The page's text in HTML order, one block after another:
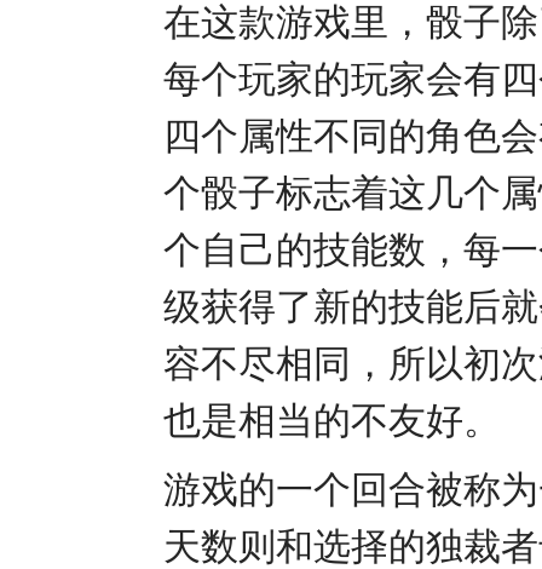
在这款游戏里，骰子
每个玩家的玩家会有
四个属性不同的角色
个骰子标志着这几个
个自己的技能数，每
级获得了新的技能后
容不尽相同，所以初
也是相当的不友好。
游戏的一个回合被称
天数则和选择的独裁